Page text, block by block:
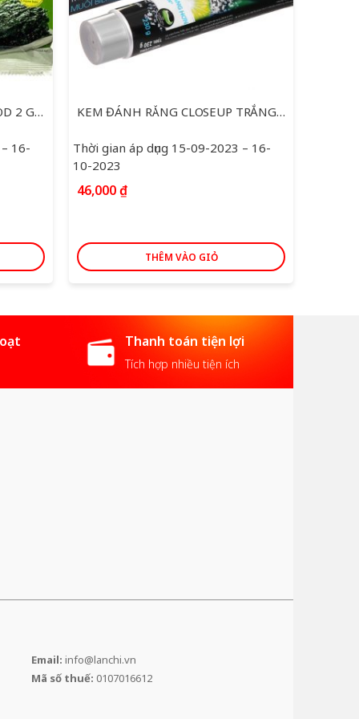
LÁ KIM TẨM DẦU OLIU O’FOOD 2 GÓI * 5 G
16-
KEM ĐÁNH RĂNG CLOSEUP TRẮNG RĂNG VỊ MUỐI BIỂN 230G
Thời gian áp dụng 15-09-2023 – 16-
10-2023
46,000₫
THÊM VÀO GIỎ
Thanh toán tiện lợi
Tích hợp nhiều tiện ích
Email: info@lanchi.vn
Mã số thuế: 0107016612